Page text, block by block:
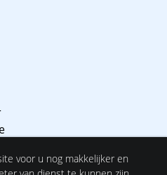
voor u nog makkelijker en